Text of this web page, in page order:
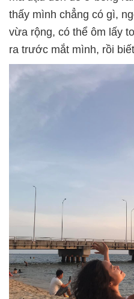
thấy mình chẳng có gì,
vừa rộng, có thể ôm lấy
ra trước mắt mình, rồi